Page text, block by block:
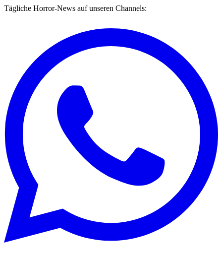
Tägliche Horror-News auf unseren Channels: